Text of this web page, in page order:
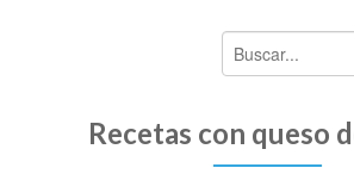
Recetas con queso